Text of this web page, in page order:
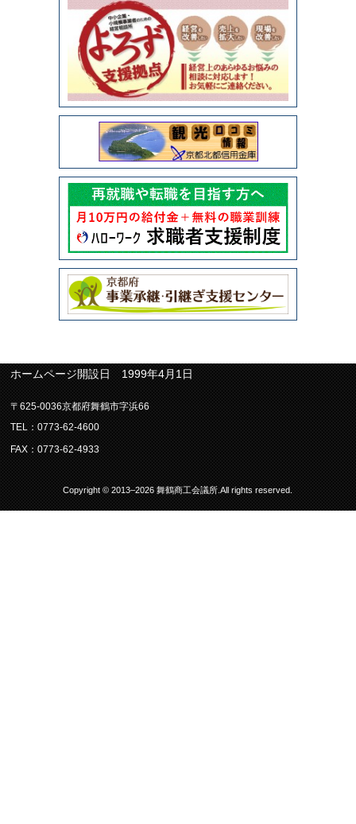
ホームページ開設日 1999年4月1日
〒625-0036京都府舞鶴市字浜66
TEL：0773-62-4600
FAX：0773-62-4933
Copyright © 2013–2026 舞鶴商工会議所.All rights reserved.